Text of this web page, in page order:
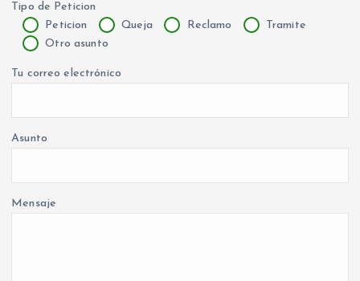
Tipo de Peticion
Peticion
Queja Reclamo
Tramite
Otro asunto
Tu correo electrónico
Asunto
Mensaje